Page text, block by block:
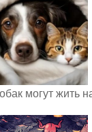
могут жить